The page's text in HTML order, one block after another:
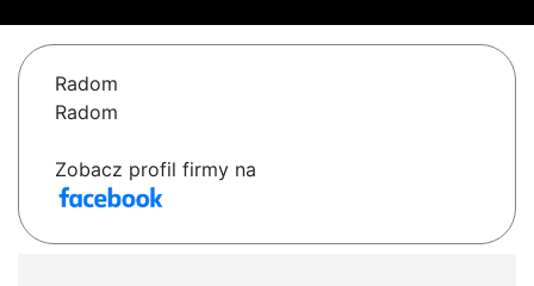
Radom
Radom
Zobacz profil firmy na